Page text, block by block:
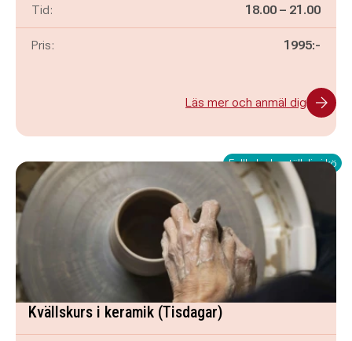
Tid: Pågår mellan
18.00 – och
21.00
Pris: 1995:-
Läs mer och anmäl dig
Fullbokad – ställ dig i kö
Kvällskurs i keramik (Tisdagar)